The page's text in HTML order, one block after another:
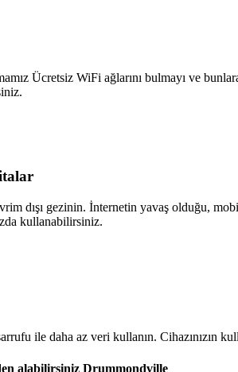
Ücretsiz WiFi ağlarını bulmayı ve
dışı gezinin. İnternetin yavaş olduğu,
kullanabilirsiniz.
ile daha az veri kullanın. Cihazınızın
alabilirsiniz Drummondville